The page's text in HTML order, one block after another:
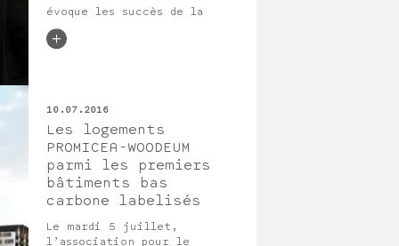
évoque les succès de la
start-up S2T au micro de
Business Immo Live.
10.07.2016
Les logements
PROMICEA-WOODEUM
parmi les premiers
bâtiments bas
carbone labelisés
Le mardi 5 juillet,
l’association pour le